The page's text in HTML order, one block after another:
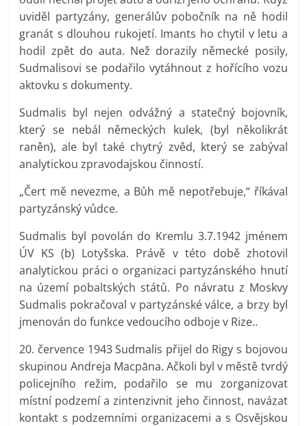
uviděl partyzány, generálův pobočník na ně hodil
granát s dlouhou rukojetí. Imants ho chytil v letu a
hodil zpět do auta. Než dorazily německé posily,
Sudmalisovi se podařilo vytáhnout z hořícího vozu
aktovku s dokumenty.
Sudmalis byl nejen odvážný a statečný bojovník,
který se nebál německých kulek, (byl několikrát
raněn), ale byl také chytrý zvěd, který se zabýval
analytickou zpravodajskou činností.
„Čert mě nevezme, a Bůh mě nepotřebuje,“ říkával
partyzánský vůdce.
Sudmalis byl povolán do Kremlu 3.7.1942 jménem
ÚV KS (b) Lotyšska. Právě v této době zhotovil
analytickou práci o organizaci partyzánského hnutí
na území pobaltských států. Po návratu z Moskvy
Sudmalis pokračoval v partyzánské válce, a brzy byl
jmenován do funkce vedoucího odboje v Rize..
20. července 1943 Sudmalis přijel do Rigy s bojovou
skupinou Andreja Macpāna. Ačkoli byl v městě tvrdý
policejního režim, podařilo se mu zorganizovat
místní podzemí a zintenzivnit jeho činnost, navázat
kontakt s podzemními organizacemi a s Osvějskou